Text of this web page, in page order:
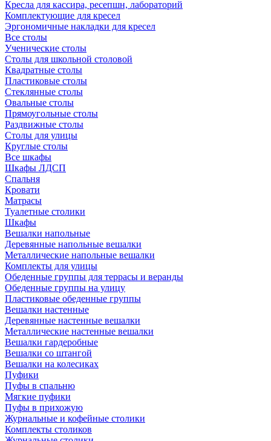
Кресла для кассира, ресепшн, лабораторий
Комплектующие для кресел
Эргономичные накладки для кресел
Все столы
Ученические столы
Столы для школьной столовой
Квадратные столы
Пластиковые столы
Стеклянные столы
Овальные столы
Прямоугольные столы
Раздвижные столы
Столы для улицы
Круглые столы
Все шкафы
Шкафы ЛДСП
Спальня
Кровати
Матрасы
Туалетные столики
Шкафы
Вешалки напольные
Деревянные напольные вешалки
Металлические напольные вешалки
Комплекты для улицы
Обеденные группы для террасы и веранды
Обеденные группы на улицу
Пластиковые обеденные группы
Вешалки настенные
Деревянные настенные вешалки
Металлические настенные вешалки
Вешалки гардеробные
Вешалки со штангой
Вешалки на колесиках
Пуфики
Пуфы в спальню
Мягкие пуфики
Пуфы в прихожую
Журнальные и кофейные столики
Комплекты столиков